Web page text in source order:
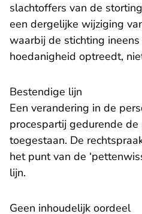
slachtoffers van de
een dergelijke wijziging
waarbij de stichting
hoedanigheid optreedt,
Bestendige lijn
Een verandering in de
procespartij gedurende
toegestaan. De
het punt van de
lijn.
Geen inhoudelijk oordeel